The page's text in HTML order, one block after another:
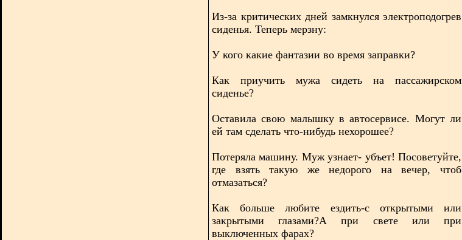
Из-за критических дней замкнулся электроподогрев
сиденья. Теперь мерзну:
У кого какие фантазии во время заправки?
Как приучить мужа сидеть на пассажирском
сиденье?
Оставила свою малышку в автосервисе. Могут ли
ей там сделать что-нибудь нехорошее?
Потеряла машину. Муж узнает- убъет! Посоветуйте,
где взять такую же недорого на вечер, чтоб
отмазаться?
Как больше любите ездить-с открытыми или
закрытыми глазами?А при свете или при
выключенных фарах?